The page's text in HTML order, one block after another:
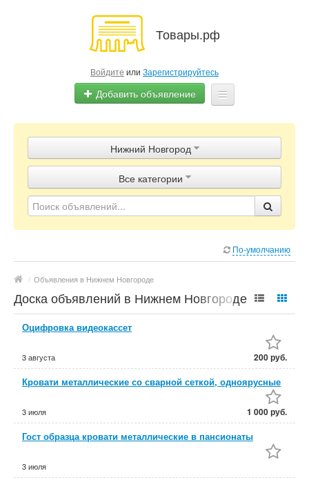
Товары.рф
Войдите или Зарегистрируйтесь
Добавить объявление
Объявления
Магазины
Контакты
Нижний Новгород
Все категории
По-умолчанию
/ Объявления в Нижнем Новгороде
Доска объявлений в Нижнем Новгороде
Оцифровка видеокассет
3 августа 200 руб.
Кровати металлические со сварной сеткой, одноярусные
3 июля 1 000 руб.
Гост образца кровати металлические в пансионаты
3 июля